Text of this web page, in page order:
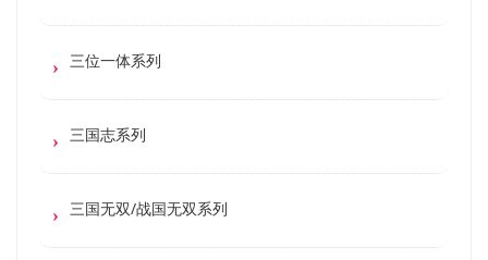
三位一体系列
三国志系列
三国无双/战国无双系列